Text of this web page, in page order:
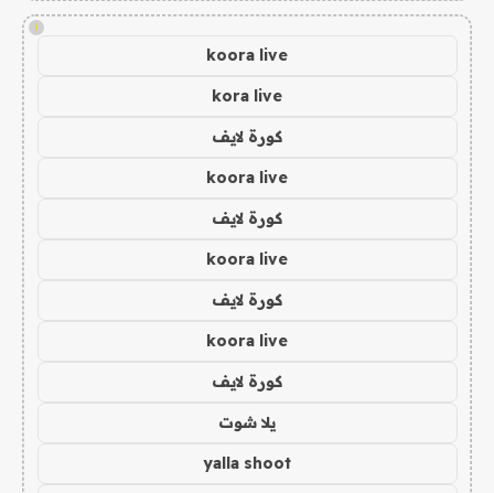
!
koora live
kora live
كورة لايف
koora live
كورة لايف
koora live
كورة لايف
koora live
كورة لايف
يلا شوت
yalla shoot